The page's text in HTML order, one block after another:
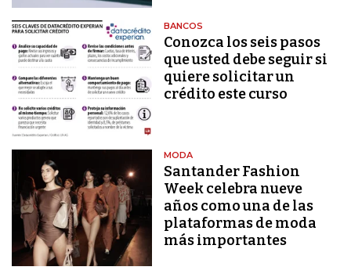
BANCOS
Conozca los seis pasos
que usted debe seguir si
quiere solicitar un
crédito este curso
MODA
Santander Fashion
Week celebra nueve
años como una de las
plataformas de moda
más importantes